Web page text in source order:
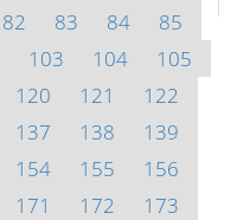
82 83 84
85
103 104
105
120 121
122
137 138
139
154 155
156
171 172
173